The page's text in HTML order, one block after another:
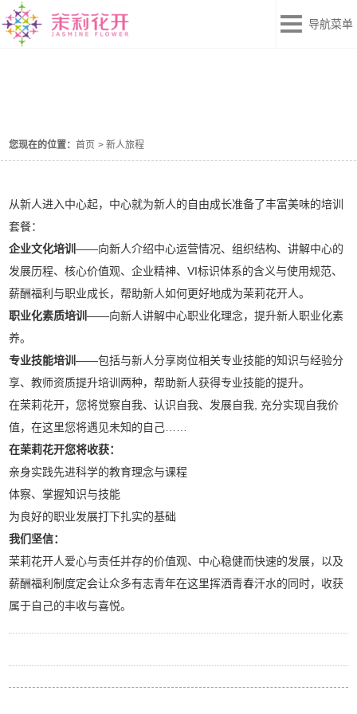
导航菜单
您现在的位置：首页 >新人旅程
从新人进入中心起，中心就为新人的自由成长准备了丰富美味的培训
套餐：
企业文化培训――向新人介绍中心运营情况、组织结构、讲解中心的
发展历程、核心价值观、企业精神、VI标识体系的含义与使用规范、
薪酬福利与职业成长，帮助新人如何更好地成为茉莉花开人。
职业化素质培训――向新人讲解中心职业化理念，提升新人职业化素
养。
专业技能培训――包括与新人分享岗位相关专业技能的知识与经验分
享、教师资质提升培训两种，帮助新人获得专业技能的提升。
在茉莉花开，您将觉察自我、认识自我、发展自我, 充分实现自我价
值，在这里您将遇见未知的自己……
在茉莉花开您将收获：
亲身实践先进科学的教育理念与课程
体察、掌握知识与技能
为良好的职业发展打下扎实的基础
我们坚信：
茉莉花开人爱心与责任并存的价值观、中心稳健而快速的发展，以及
薪酬福利制度定会让众多有志青年在这里挥洒青春汗水的同时，收获
属于自己的丰收与喜悦。